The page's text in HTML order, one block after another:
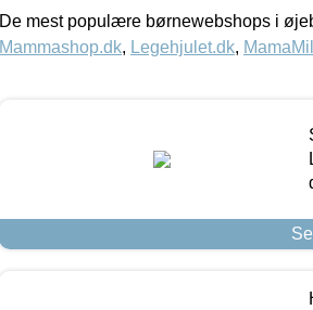
De mest populære børnewebshops i
Mammashop.dk, Legehjulet.dk,